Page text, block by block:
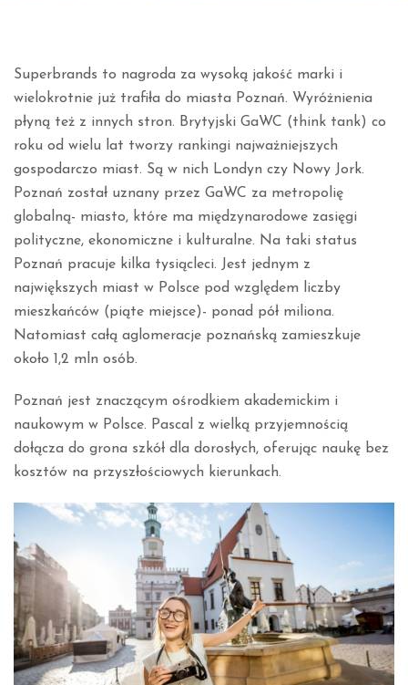
Superbrands to nagroda za wysoką jakość marki i
wielokrotnie już trafiła do miasta Poznań. Wyróżnienia
płyną też z innych stron. Brytyjski GaWC (think tank) co
roku od wielu lat tworzy rankingi najważniejszych
gospodarczo miast. Są w nich Londyn czy Nowy Jork.
Poznań został uznany przez GaWC za metropolię
globalną- miasto, które ma międzynarodowe zasięgi
polityczne, ekonomiczne i kulturalne. Na taki status
Poznań pracuje kilka tysiącleci. Jest jednym z
największych miast w Polsce pod względem liczby
mieszkańców (piąte miejsce)- ponad pół miliona.
Natomiast całą aglomeracje poznańską zamieszkuje
około 1,2 mln osób.
Poznań jest znaczącym ośrodkiem akademickim i
naukowym w Polsce. Pascal z wielką przyjemnością
dołącza do grona szkół dla dorosłych, oferując naukę bez
kosztów na przyszłościowych kierunkach.